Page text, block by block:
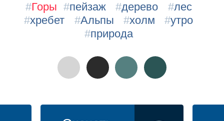
#Горы #пейзаж #дерево #лес
#хребет #Альпы #холм #утро
#природа